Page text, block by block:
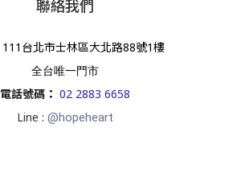
聯絡我們
111台北市士林區大北路88號1樓
全台唯一門市
電話號碼 ： 02 2883 6658
Line : @hopeheart